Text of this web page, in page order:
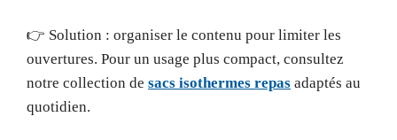
👉 Solution : organiser le contenu pour limiter les
ouvertures. Pour un usage plus compact, consultez
notre collection de sacs isothermes repas adaptés au
quotidien.